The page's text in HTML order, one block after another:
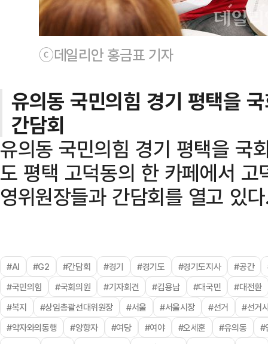
ⓒ데일리안 홍금표 기자
유의동 국민의힘 경기 평택을
간담회
유의동 국민의힘 경기 평택을 국
도 평택 고덕동의 한 카페에서
영위원장들과 간담회를 열고 있
#AI #G2 #간담회 #경기 #경기도 #경기도지사 #공간
#국민의힘
#국회의원 #기자회견 #김용남 #대국민
#대전환
#복지
#상임총괄선대위원장 #서울 #서울시장 #선거
#선거
#약자와의동행
#양향자 #여당 #여야 #오세훈 #유의동
#